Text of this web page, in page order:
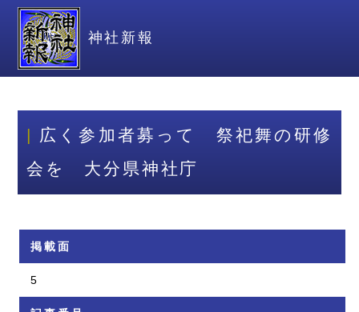
神社新報
広く参加者募って 祭祀舞の研修
会を 大分県神社庁
掲載面
5